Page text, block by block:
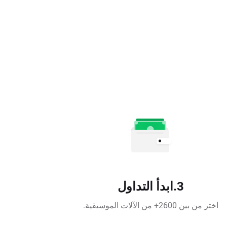
3.ابدأ التداول
اختر من بين 2600+ من الآلات الموسيقية.